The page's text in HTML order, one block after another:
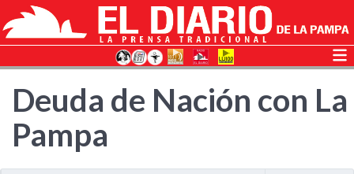
Deuda de Nación con La
Pampa